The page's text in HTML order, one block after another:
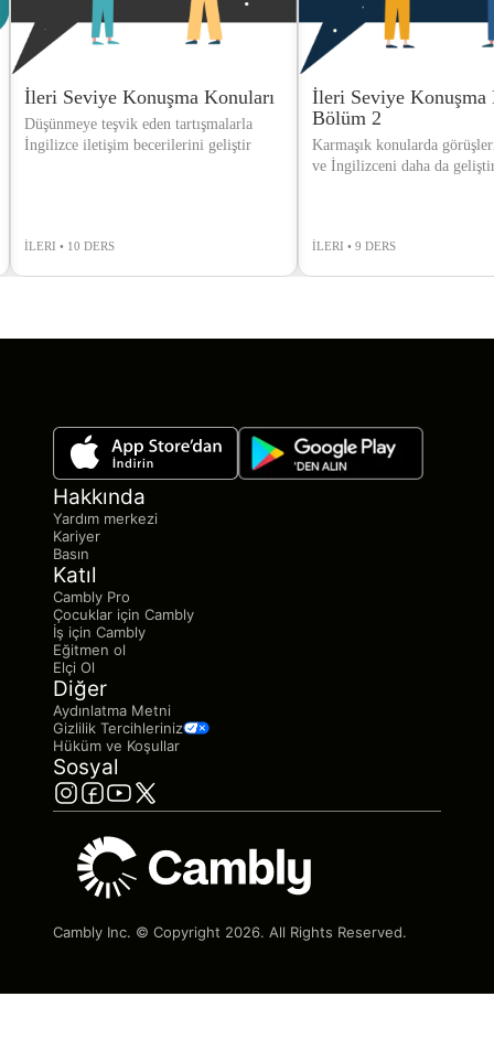
İleri Seviye Konuşma Konuları
Düşünmeye teşvik eden tartışmalarla
İngilizce iletişim becerilerini geliştir
İLERI • 10 DERS
İleri Seviye Konuşma
Bölüm 2
Karmaşık konularda
ve İngilizceni daha da
İLERI • 9 DERS
Hakkında
Yardım merkezi
Kariyer
Basın
Katıl
Cambly Pro
Çocuklar için Cambly
İş için Cambly
Eğitmen ol
Elçi Ol
Diğer
Aydınlatma Metni
Gizlilik Tercihleriniz
Hüküm ve Koşullar
Sosyal
Cambly Inc. © Copyright 2026. All Rights Reserved.